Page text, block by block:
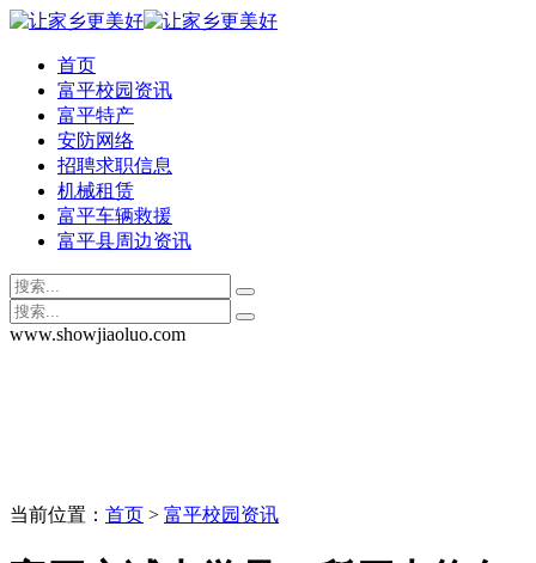
首页
富平校园资讯
富平特产
安防网络
招聘求职信息
机械租赁
富平车辆救援
富平县周边资讯
www.showjiaoluo.com
当前位置： 首页 > 富平校园资讯